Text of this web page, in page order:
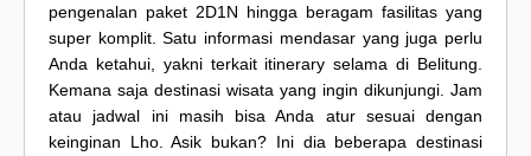
pengenalan paket 2D1N hingga beragam fasilitas yang
super komplit. Satu informasi mendasar yang juga perlu
Anda ketahui, yakni terkait itinerary selama di Belitung.
Kemana saja destinasi wisata yang ingin dikunjungi. Jam
atau jadwal ini masih bisa Anda atur sesuai dengan
keinginan Lho. Asik bukan? Ini dia beberapa destinasi